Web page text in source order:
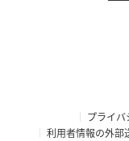
プライバ
利用者情報の外部